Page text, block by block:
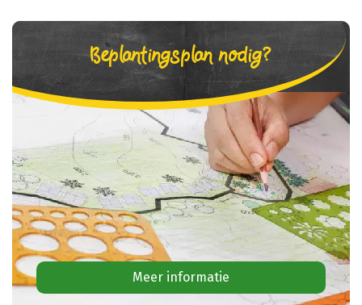
Beplantingsplan nodig?
Meer informatie